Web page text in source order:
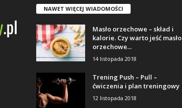
NAWET WIĘCEJ WIADOMOŚCI
Masło orzechowe – skład i
kalorie. Czy warto jeść masło
orzechowe...
14 listopada 2018
Trening Push – Pull –
ćwiczenia i plan treningowy
12 listopada 2018